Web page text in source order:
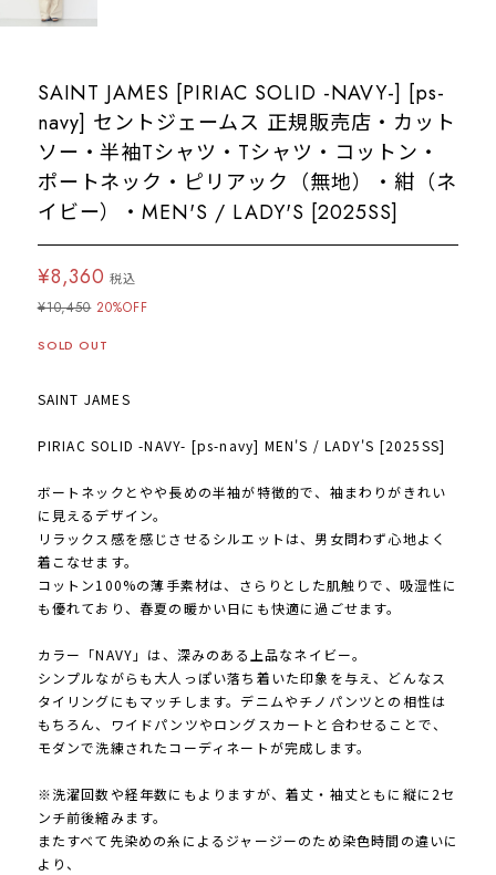
SAINT JAMES [PIRIAC SOLID -NAVY-] [ps-
navy] セントジェームス 正規販売店・カット
ソー・半袖Tシャツ・Tシャツ・コットン・
ポートネック・ピリアック（無地）・紺（ネ
イビー）・MEN'S / LADY'S [2025SS]
¥8,360 税込
¥10,450 20%OFF
SOLD OUT
SAINT JAMES
PIRIAC SOLID -NAVY- [ps-navy] MEN'S / LADY'S [2025SS]
ボートネックとやや長めの半袖が特徴的で、袖まわりがきれい
に見えるデザイン。
リラックス感を感じさせるシルエットは、男女問わず心地よく
着こなせます。
コットン100%の薄手素材は、さらりとした肌触りで、吸湿性に
も優れており、春夏の暖かい日にも快適に過ごせます。
カラー「NAVY」は、深みのある上品なネイビー。
シンプルながらも大人っぽい落ち着いた印象を与え、どんなス
タイリングにもマッチします。デニムやチノパンツとの相性は
もちろん、ワイドパンツやロングスカートと合わせることで、
モダンで洗練されたコーディネートが完成します。
※洗濯回数や経年数にもよりますが、着丈・袖丈ともに縦に2セ
ンチ前後縮みます。
またすべて先染めの糸によるジャージーのため染色時間の違いに
より、